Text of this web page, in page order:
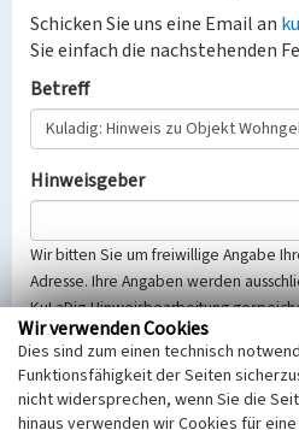
Schicken Sie uns eine Email an
Sie einfach die nachstehenden
Betreff
Hinweisgeber
Wir bitten Sie um freiwillige Angabe
Adresse. Ihre Angaben werden
KuLaDig-Hinweisbearbeitung
Selbstverständlich werden diese
Telemediengesetzes, des
dem 25.05.2018 gültigen
(EU-DSGVO) vertraulich behandelt,
Wir verwenden Cookies
Dies sind zum einen technisch
Funktionsfähigkeit der Seiten
nicht widersprechen, wenn Sie die
hinaus verwenden wir Cookies für